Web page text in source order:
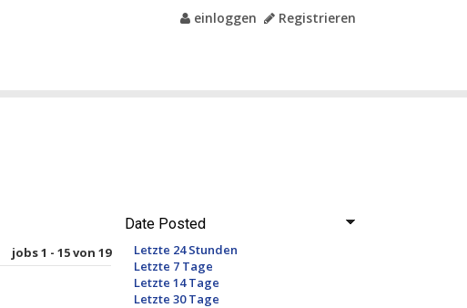
einloggen Registrieren
Date Posted
Letzte 24 Stunden
Letzte 7 Tage
Letzte 14 Tage
Letzte 30 Tage
jobs 1 - 15 von 19